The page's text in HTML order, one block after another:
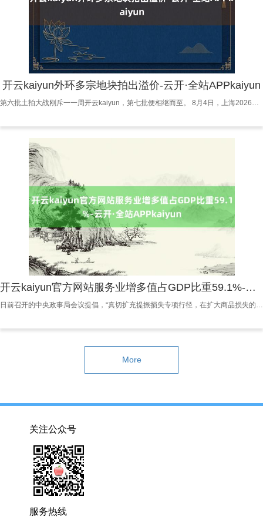
开云kaiyun外环多宗地块拍出溢价-云开·全站APPkaiyun
开云kaiyun官方网站服务业增多值占GDP比重59.1%-云开·全站APPkaiyun
More
关注公众号
服务热线